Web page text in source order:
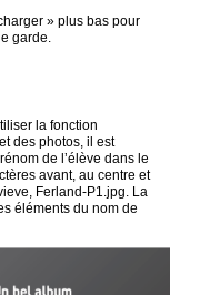
» plus bas pour
garde.
la fonction
des photos, il est
de l’élève dans le
avant, au centre et
Ferland-P1.jpg. La
éléments du nom de